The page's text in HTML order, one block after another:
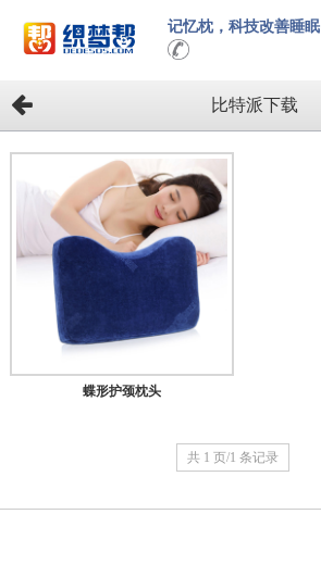
记忆枕，科技改善睡眠
比特派下载
蝶形护颈枕头
共 1 页/1 条记录